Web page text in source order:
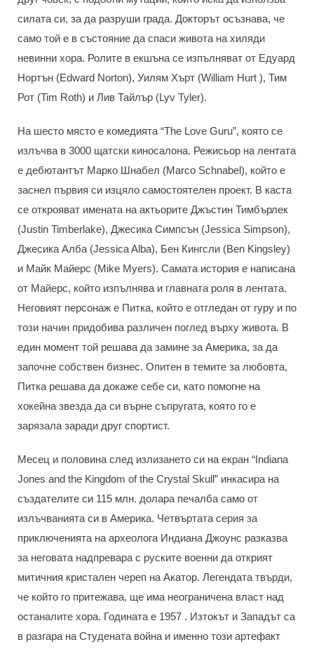
силата си, за да разруши града. Докторът осъзнава, че
само той е в състояние да спаси живота на хиляди
невинни хора. Ролите в екшъна се изпълняват от Едуард
Нортън (Edward Norton), Уилям Хърт (William Hurt ), Тим
Рот (Tim Roth) и Лив Тайлър (Lyv Tyler).
На шесто място е комедията “The Love Guru”, която се
излъчва в 3000 щатски киносалона. Режисьор на лентата
е дебютантът Марко Шнабел (Мarco Schnabel), който е
заснел първия си изцяло самостоятелен проект. В каста
се открояват имената на актьорите Джъстин Тимбърлек
(Justin Timberlake), Джесика Симпсън (Jessica Simpson),
Джесика Алба (Jessica Alba), Бен Кингсли (Ben Kingsley)
и Майк Майерс (Mike Myers). Самата история е написана
от Майерс, който изпълнява и главната роля в лентата.
Неговият персонаж е Питка, който е отгледан от гуру и по
този начин придобива различен поглед върху живота. В
един момент той решава да замине за Америка, за да
започне собствен бизнес. Опитен в темите за любовта,
Питка решава да докаже себе си, като помогне на
хокейна звезда да си върне съпругата, която го е
зарязала заради друг спортист.
Месец и половина след излизането си на екран “Indiana
Jones and the Kingdom of the Crystal Skull” инкасира на
създателите си 115 млн. долара печалба само от
излъчванията си в Америка. Четвъртата серия за
приключенията на археолога Индиана Джоунс разказва
за неговата надпревара с руските военни да открият
митичния кристален череп на Акатор. Легендата твърди,
че който го притежава, ще има неограничена власт над
останалите хора. Годината е 1957 . Изтокът и Западът са
в разгара на Студената война и именно този артефакт